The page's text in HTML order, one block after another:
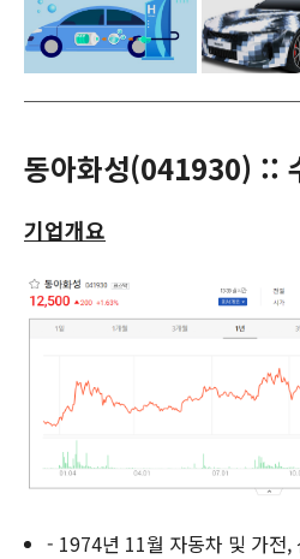
동아화성(041930) ::
기업개요
- 1974년 11월 자동차 및 가전,